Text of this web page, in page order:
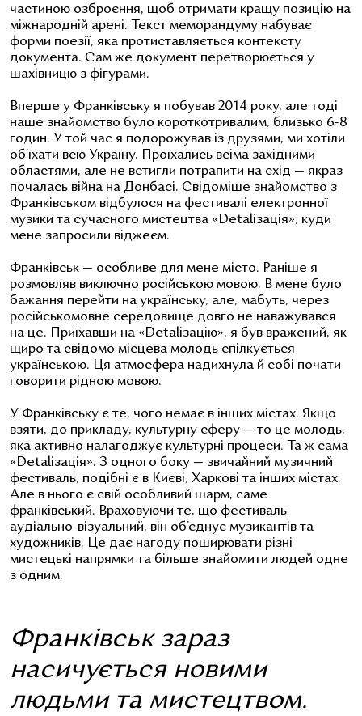
частиною озброєння, щоб отримати кращу позицію на
міжнародній арені. Текст меморандуму набуває
форми поезії, яка протиставляється контексту
документа. Сам же документ перетворюється у
шахівницю з фігурами.
Вперше у Франківську я побував 2014 року, але тоді
наше знайомство було короткотривалим, близько 6-8
годин. У той час я подорожував із друзями, ми хотіли
об’їхати всю Україну. Проїхались всіма західними
областями, але не встигли потрапити на схід — якраз
почалась війна на Донбасі. Свідоміше знайомство з
Франківськом відбулося на фестивалі електронної
музики та сучасного мистецтва «Detaliзація», куди
мене запросили віджеєм.
Франківськ — особливе для мене місто. Раніше я
розмовляв виключно російською мовою. В мене було
бажання перейти на українську, але, мабуть, через
російськомовне середовище довго не наважувався
на це. Приїхавши на «Detaliзацію», я був вражений, як
щиро та свідомо місцева молодь спілкується
українською. Ця атмосфера надихнула й собі почати
говорити рідною мовою.
У Франківську є те, чого немає в інших містах. Якщо
взяти, до прикладу, культурну сферу — то це молодь,
яка активно налагоджує культурні процеси. Та ж сама
«Detaliзація». З одного боку — звичайний музичний
фестиваль, подібні є в Києві, Харкові та інших містах.
Але в нього є свій особливий шарм, саме
франківський. Враховуючи те, що фестиваль
аудіально-візуальний, він об’єднує музикантів та
художників. Це дає нагоду поширювати різні
мистецькі напрямки та більше знайомити людей одне
з одним.
Франківськ зараз
насичується новими
людьми та мистецтвом.